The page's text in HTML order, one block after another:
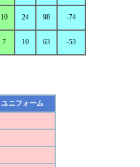
10 24 98 -74
7 10 63 -53
ユニフォーム